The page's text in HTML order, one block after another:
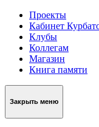
Проекты
Кабинет
Клубы
Коллегам
Магазин
Книга памяти
Закрыть меню